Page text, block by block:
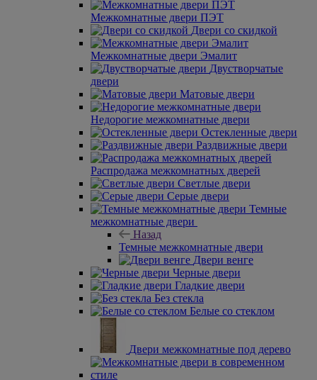
Межкомнатные двери ПЭТ
Двери со скидкой
Межкомнатные двери Эмалит
Двустворчатые
двери
Матовые двери
Недорогие межкомнатные двери
Остекленные двери
Раздвижные двери
Распродажа межкомнатных дверей
Светлые двери
Серые двери
Темные
межкомнатные двери
Назад
Темные межкомнатные двери
Двери венге
Черные двери
Гладкие двери
Без стекла
Белые со стеклом
Двери межкомнатные под дерево